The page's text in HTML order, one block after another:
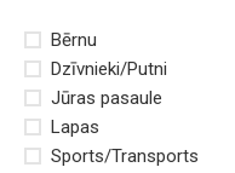
Bērnu
Dzīvnieki/Putni
Jūras pasaule
Lapas
Sports/Transports